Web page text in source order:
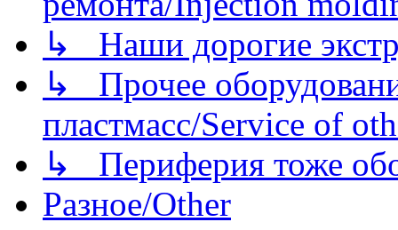
↳ Наши дорогие
↳ Прочее
пластмасс/Service of
↳ Периферия тоже
Разное/Other